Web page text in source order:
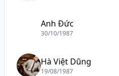
Anh Đức
30/10/1987
Hà Việt Dũng
19/08/1987